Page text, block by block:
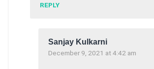
REPLY
Sanjay Kulkarni
December 9, 2021 at 4:42 am